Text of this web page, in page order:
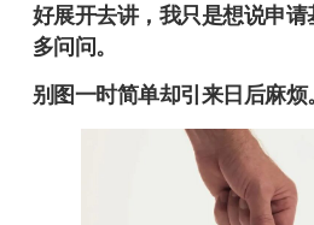
好展开去讲，我只是想说申
多问问。
别图一时简单却引来日后麻烦